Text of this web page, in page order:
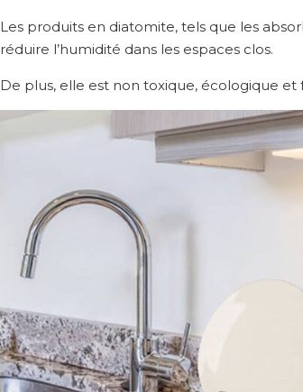
Les produits en diatomite, tels que les
réduire l’humidité dans les espaces clos.
De plus, elle est non toxique, écologique et